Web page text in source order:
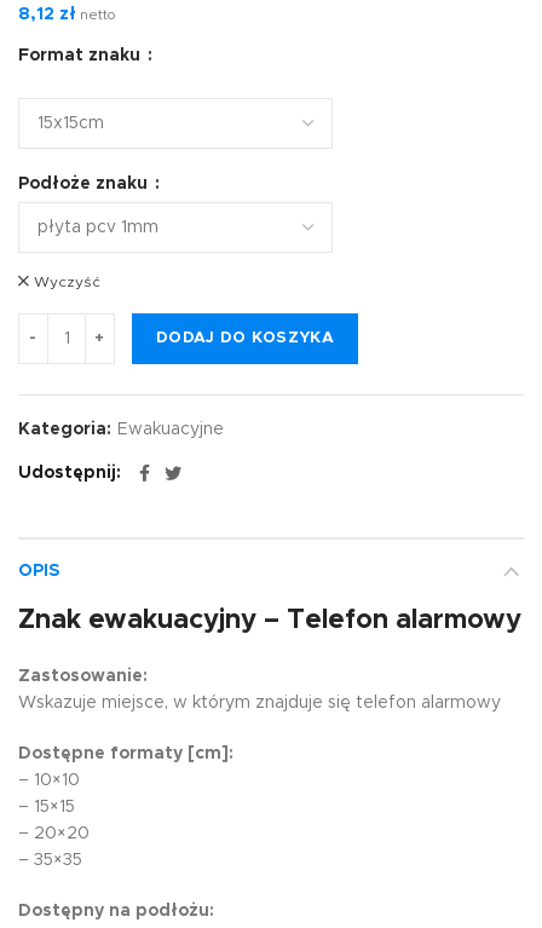
8,12 zł netto
Format znaku
Podłoże znaku
Wyczyść
DODAJ DO KOSZYKA
Kategoria: Ewakuacyjne
Udostępnij
OPIS
Znak ewakuacyjny – Telefon alarmowy
Zastosowanie:
Wskazuje miejsce, w którym znajduje się telefon alarmowy
Dostępne formaty [cm]:
– 10×10
– 15×15
– 20×20
– 35×35
Dostępny na podłożu: